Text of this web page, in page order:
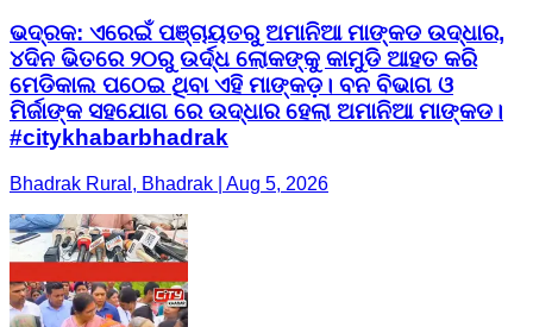
ଭଦ୍ରକ: ଏରେଇଁ ପଞ୍ଚାୟତରୁ ଅମାନିଆ ମାଙ୍କଡ ଉଦ୍ଧାର,
୪ଦିନ ଭିତରେ ୨୦ରୁ ଉର୍ଦ୍ଧ ଲୋକଙ୍କୁ କାମୁଡି ଆହତ କରି
ମେଡିକାଲ ପଠେଇ ଥିବା ଏହି ମାଙ୍କଡ଼। ବନ ବିଭାଗ ଓ
ମିର୍ଜାଙ୍କ ସହଯୋଗ ରେ ଉଦ୍ଧାର ହେଲା ଅମାନିଆ ମାଙ୍କଡ।
#citykhabarbhadrak
Bhadrak Rural, Bhadrak | Aug 5, 2026